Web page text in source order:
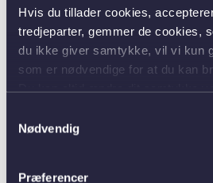
Hvis du tillader cookies,
tredjeparter, gemmer de cookies,
du ikke giver samtykke, vil vi kun
som er nødvendige for at du kan
Nødvendig
Præferencer